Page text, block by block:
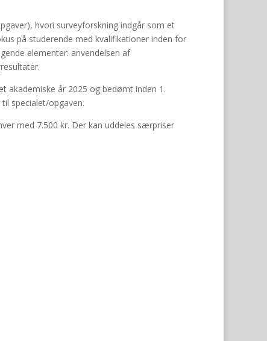
hvori surveyforskning indgår som et
på studerende med kvalifikationer inden for
elementer: anvendelsen af
akademiske år 2025 og bedømt inden 1.
specialet/opgaven.
med 7.500 kr. Der kan uddeles særpriser